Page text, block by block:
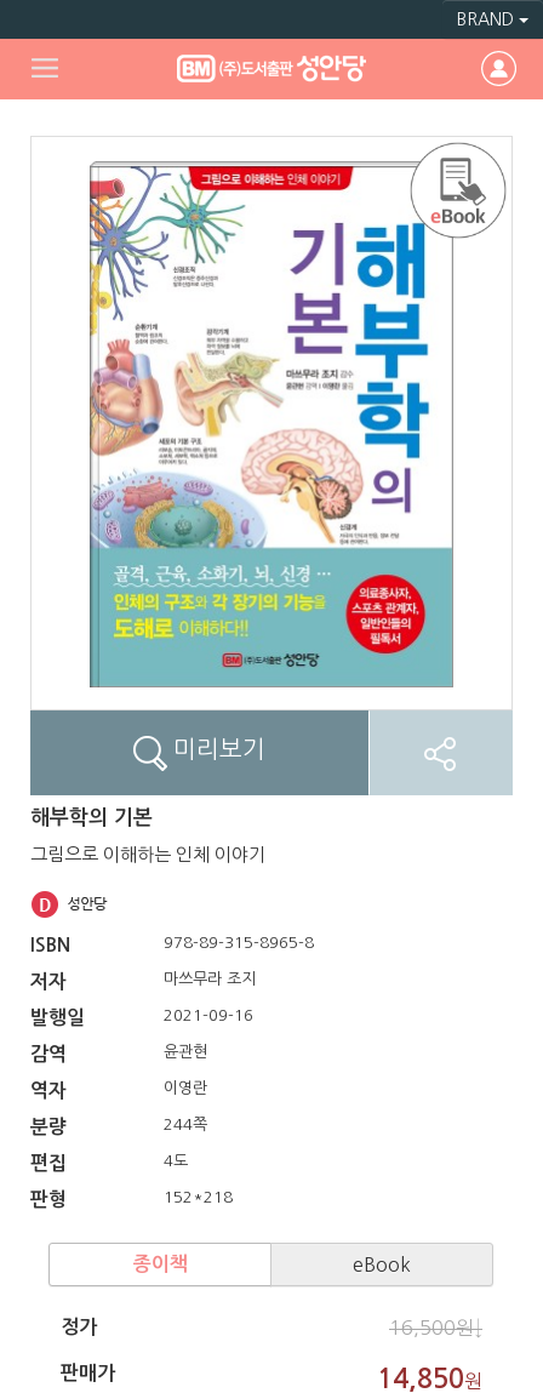
BRAND
미리보기
해부학의 기본
그림으로 이해하는 인체 이야기
ISBN 978-89-315-8965-8
저자 마쓰무라 조지
발행일 2021-09-16
감역 윤관현
역자 이영란
분량 244쪽
편집 4도
판형 152*218
종이책 eBook
정가 16,500원↓
판매가 14,850원